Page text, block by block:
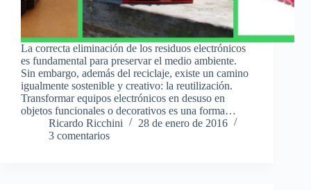
La correcta eliminación de los residuos electrónicos
es fundamental para preservar el medio ambiente.
Sin embargo, además del reciclaje, existe un camino
igualmente sostenible y creativo: la reutilización.
Transformar equipos electrónicos en desuso en
objetos funcionales o decorativos es una forma…
Ricardo Ricchini
28 de enero de 2016
3 comentarios